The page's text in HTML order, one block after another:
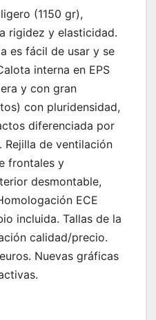
(1150 gr),
rigidez y elasticidad.
es fácil de usar y se
interna en EPS
y con gran
con pluridensidad,
diferenciada por
Rejilla de ventilación
frontales y
desmontable,
ECE
incluida. Tallas de la
calidad/precio.
Nuevas gráficas